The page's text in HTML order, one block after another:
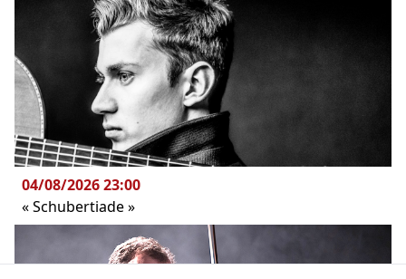
04/08/2026 23:00
« Schubertiade »